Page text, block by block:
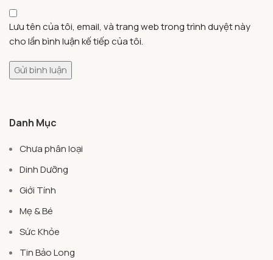
Lưu tên của tôi, email, và trang web trong trình duyệt này
cho lần bình luận kế tiếp của tôi.
Danh Mục
Chưa phân loại
Dinh Dưỡng
Giới Tính
Mẹ & Bé
Sức Khỏe
Tin Bảo Long